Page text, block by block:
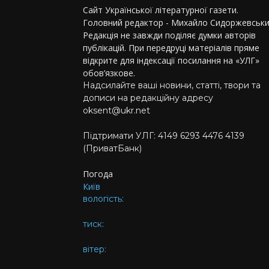
Сайт Української літературної газети.
Головний редактор - Михайло
Редакція не завжди поділяє думки авторів
публікацій. При передруці матеріалів пряме
відкрите для індексації посилання на «УЛГ»
обов’язкове.
Надсилайте ваші новини, статті, твори та
дописи на редакційну адресу
oksent@ukr.net
Підтримати УЛГ: 4149 6293 4476 4139
(ПриватБанк)
Погода
Київ
вологість:
тиск:
вітер: